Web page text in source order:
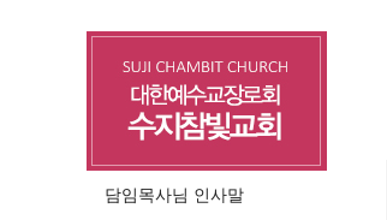
담임목사님 인사말